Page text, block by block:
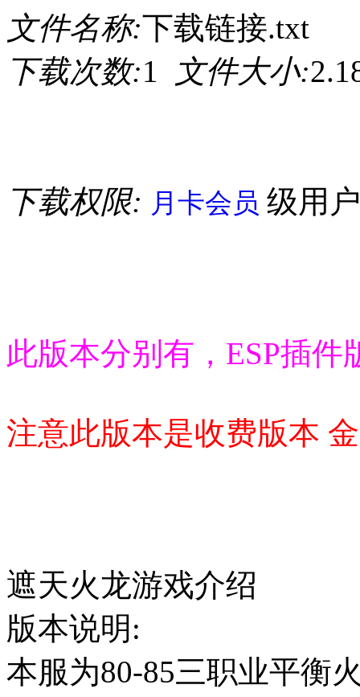
文件名称:下载链接.txt
下载次数:1 文件大小:
下载权限: 月卡会员 级用
此版本分别有，ESP插
注意此版本是收费版本
遮天火龙游戏介绍
版本说明:
本服为80-85三职业平衡